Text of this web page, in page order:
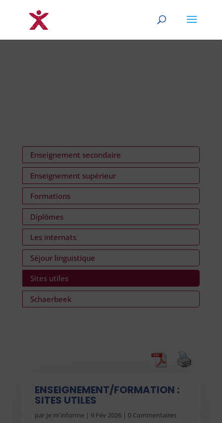
Enseignement secondaire
Enseignement supérieur
Formations
Diplômes
Les internats
Séjour linguistique
Sites utiles
Schaerbeek
ENSEIGNEMENT/FORMATION :
SITES UTILES
par Je m'informe| 9 Fév 2026| 0 Commentaires